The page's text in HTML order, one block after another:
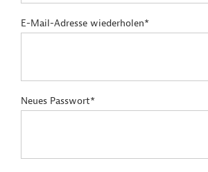
E-Mail-Adresse wiederholen*
Neues Passwort*